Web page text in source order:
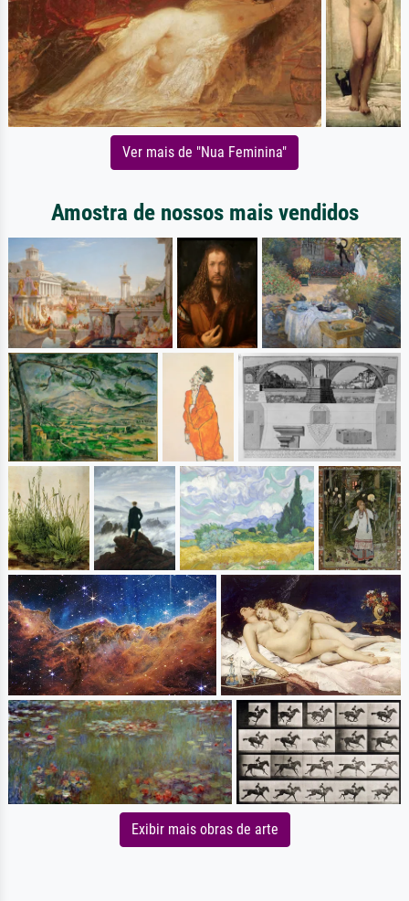
Ver mais de "Nua Feminina"
Amostra de nossos mais vendidos
Exibir mais obras de arte